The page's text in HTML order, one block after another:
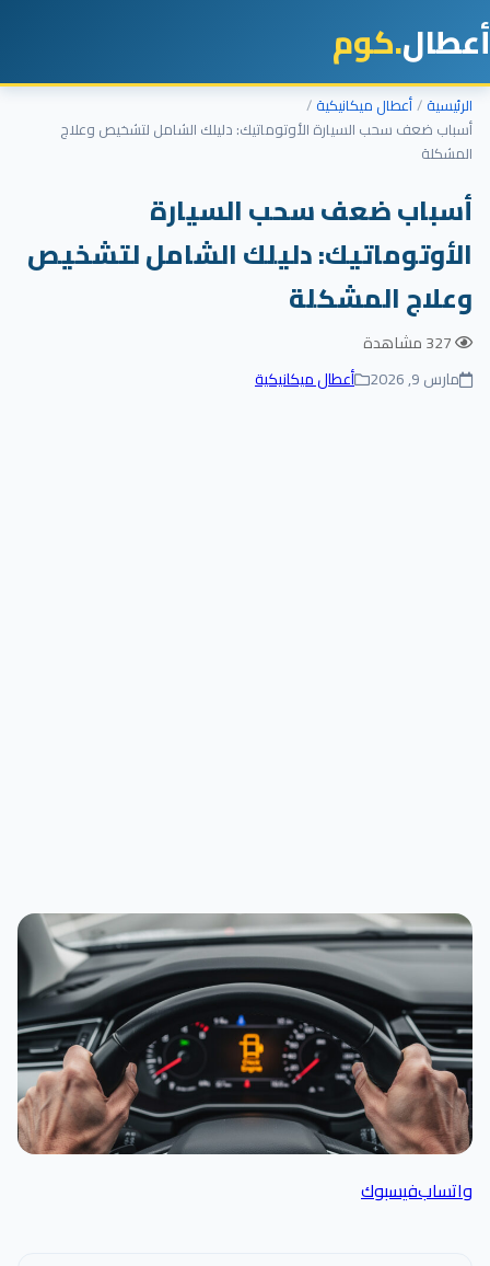
أعطال.كوم
الرئيسية أعطال ميكانيكية
أسباب ضعف سحب السيارة الأوتوماتيك: دليلك الشامل لتشخيص وعلاج
المشكلة
أسباب ضعف سحب السيارة
الأوتوماتيك: دليلك الشامل لتشخيص
وعلاج المشكلة
مارس 9, 2026 أعطال ميكانيكية
واتسابفيسبوك